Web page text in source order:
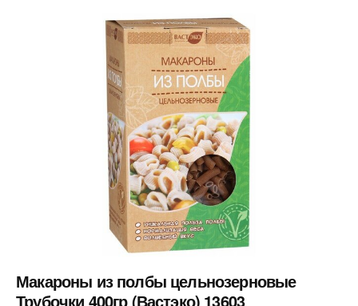
Макароны из полбы цельнозерновые
Трубочки 400гр (Вастэко) 13603